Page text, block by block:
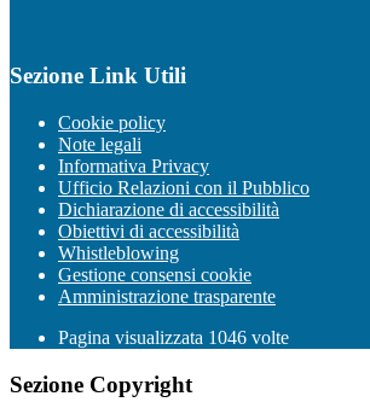
Sezione Link Utili
Cookie policy
Note legali
Informativa Privacy
Ufficio Relazioni con il Pubblico
Dichiarazione di accessibilità
Obiettivi di accessibilità
Whistleblowing
Gestione consensi cookie
Amministrazione trasparente
Pagina visualizzata 1046 volte
Sezione Copyright